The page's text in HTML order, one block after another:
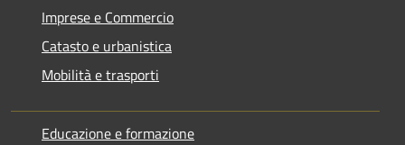
Imprese e Commercio
Catasto e urbanistica
Mobilità e trasporti
Educazione e formazione